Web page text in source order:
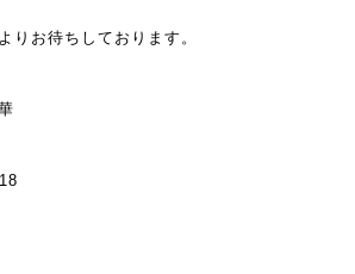
りお待ちしております。